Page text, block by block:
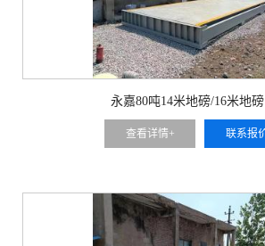
永嘉80吨14米地磅/16米地
查看详情+ 联系报